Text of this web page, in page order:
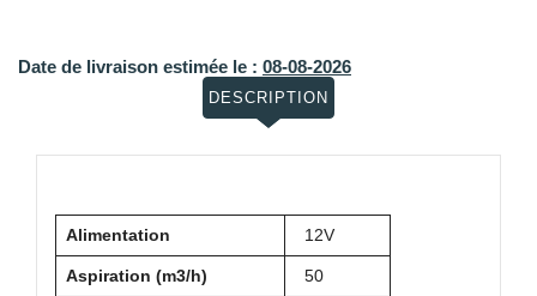
Date de livraison estimée le : 08-08-2026
DESCRIPTION
Alimentation 12V
Aspiration (m3/h) 50